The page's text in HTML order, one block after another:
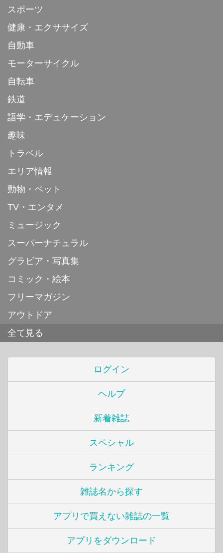
スポーツ
健康・エクササイズ
自動車
モーターサイクル
自転車
鉄道
語学・エデュケーション
趣味
トラベル
エリア情報
動物・ペット
TV・エンタメ
ミュージック
スーパーナチュラル
グラビア・写真集
コミック・絵本
フリーマガジン
アウトドア
全て見る
ログイン
ヘルプ
新着雑誌
スペシャル
ランキング
雑誌名から探す
アプリで買えない雑誌の一覧
アプリをダウンロード